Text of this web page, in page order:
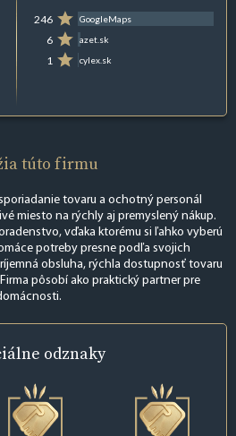
246 GoogleMaps
6 azet.sk
1 cylex.sk
túto firmu
tovaru a ochotný personál
miesto na rýchly aj premyslený nákup.
vďaka ktorému si ľahko vyberú
potreby presne podľa svojich
obsluha, rýchla dostupnosť tovaru
pôsobí ako praktický partner pre
odznaky